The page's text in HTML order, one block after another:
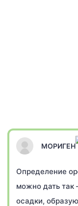
МОРИГЕН
Определение
можно дать так
осадки,